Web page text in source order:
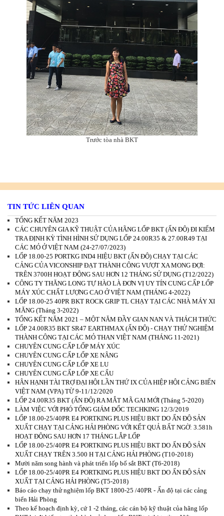
Trước tòa nhà BKT
TIN TỨC LIÊN QUAN
TỔNG KẾT NĂM 2023
CÁC CHUYÊN GIA KỸ THUẬT CỦA HÃNG LỐP BKT (ẤN ĐỘ) ĐI KIỂM
TRA ĐỊNH KỲ TÌNH HÌNH SỬ DỤNG LỐP 24.00R35 & 27.00R49 TẠI
CÁC MỎ Ở VIỆT NAM (24-27/07/2023)
LỐP 18.00-25 PORTKG IND4 HIỆU BKT (ẤN ĐỘ) CHẠY TẠI CÁC
CẢNG CỦA VICONSHIP ĐẠT THÀNH CÔNG VƯỢT XA MONG ĐỢI:
TRÊN 3700H HOẠT ĐỘNG SAU HƠN 12 THÁNG SỬ DỤNG (T12/2022)
CÔNG TY THĂNG LONG TỰ HÀO LÀ ĐƠN VỊ UY TÍN CUNG CẤP LỐP
MÁY XÚC CHẤT LƯỢNG CAO Ở VIỆT NAM (THÁNG 4-2022)
LỐP 18.00-25 40PR BKT ROCK GRIP TL CHẠY TẠI CÁC NHÀ MÁY XI
MĂNG (Tháng 3-2022)
TỔNG KẾT NĂM 2021 – MỘT NĂM ĐẦY GIAN NAN VÀ THÁCH THỨC
LỐP 24.00R35 BKT SR47 EARTHMAX (ẤN ĐỘ) - CHẠY THỬ NGHIỆM
THÀNH CÔNG TẠI CÁC MỎ THAN VIỆT NAM (THÁNG 11-2021)
CHUYÊN CUNG CẤP LỐP MÁY XÚC
CHUYÊN CUNG CẤP LỐP XE NÂNG
CHUYÊN CUNG CẤP LỐP XE LU
CHUYÊN CUNG CẤP LỐP XE CẨU
HÂN HẠNH TÀI TRỢ ĐẠI HỘI LẦN THỨ IX CỦA HIỆP HỘI CẢNG BIỂN
VIỆT NAM (VPA) TỪ 9-11/12/2020
LỐP 24.00R35 BKT (ẤN ĐỘ) RA MẮT MÃ GAI MỚI (Tháng 5-2020)
LÀM VIỆC VỚI PHÓ TỔNG GIÁM ĐỐC TECHKING 12/3/2019
LỐP 18.00-25/40PR E4 PORTKING PLUS HIỆU BKT DO ẤN ĐỘ SẢN
XUẤT CHẠY TẠI CẢNG HẢI PHÒNG VỚI KẾT QUẢ BẤT NGỜ: 3.581h
HOẠT ĐỘNG SAU HƠN 17 THÁNG LẮP LỐP
LỐP 18.00-25/40PR E4 PORTKING PLUS HIỆU BKT DO ẤN ĐỘ SẢN
XUẤT CHẠY TRÊN 3.500 H TẠI CẢNG HẢI PHÒNG (T10-2018)
Mười năm song hành và phát triển lốp bố sắt BKT (T6-2018)
LỐP 18.00-25/40PR E4 PORTKING PLUS HIỆU BKT DO ẤN ĐỘ SẢN
XUẤT TẠI CẢNG HẢI PHÒNG (T5-2018)
Báo cáo chạy thử nghiệm lốp BKT 1800-25 /40PR - Ấn độ tại các cảng
biển Hải Phòng
Theo kế hoạch định kỳ, cứ 1 -2 tháng, các cán bộ kỹ thuật của hãng lốp